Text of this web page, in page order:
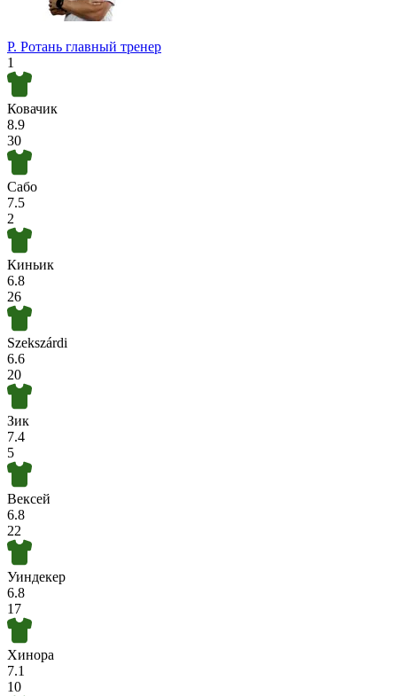
Р. Ротань главный тренер
1
Ковачик
8.9
30
Сабо
7.5
2
Киньик
6.8
26
Szekszárdi
6.6
20
Зик
7.4
5
Вексей
6.8
22
Уиндекер
6.8
17
Хинора
7.1
10